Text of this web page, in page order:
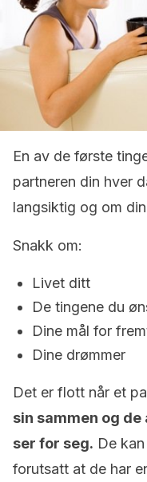
En av de første
partneren din hver
langsiktig og om
Snakk om:
Livet ditt
De tingene du
Dine mål for
Dine drømmer
Det er flott når et
sin sammen og
ser for seg. De
forutsatt at de har